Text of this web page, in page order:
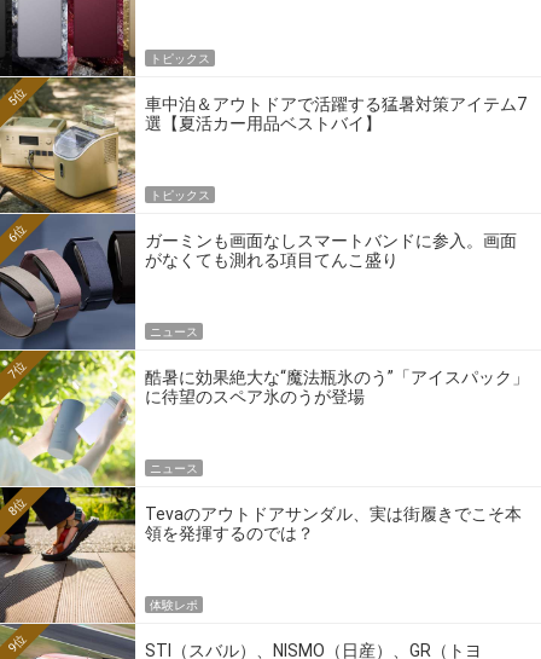
トピックス
車中泊＆アウトドアで活躍する猛暑対策アイテム7
選【夏活カー用品ベストバイ】
5位
トピックス
ガーミンも画面なしスマートバンドに参入。画面
がなくても測れる項目てんこ盛り
6位
ニュース
酷暑に効果絶大な“魔法瓶氷のう”「アイスパック」
に待望のスペア氷のうが登場
7位
ニュース
Tevaのアウトドアサンダル、実は街履きでこそ本
領を発揮するのでは？
8位
体験レポ
STI（スバル）、NISMO（日産）、GR（トヨ
9位